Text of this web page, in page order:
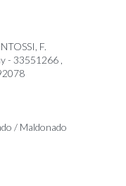
F.
- 33551266 ,
/ Maldonado